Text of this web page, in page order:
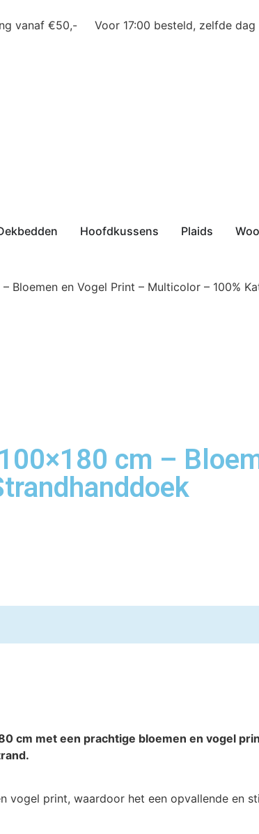
vanaf €50,- Voor 17:00 besteld, zelfde
Hoofdkussens Plaids
Bloemen en Vogel Print – Multicolor – 100%
cm –
cm met een prachtige bloemen en vogel
vogel print, waardoor het een opvallende en